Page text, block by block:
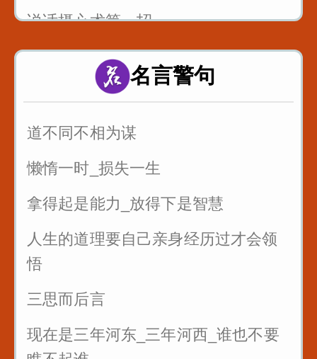
说话摄心术第一招
一个脏字不说_如何回怼别人
一开口说话让别人喜欢你
别人夸你_如何巧妙回答_而不是阿谀
名言警句
道不同不相为谋
懒惰一时_损失一生
拿得起是能力_放得下是智慧
人生的道理要自己亲身经历过才会领
悟
三思而后言
现在是三年河东_三年河西_谁也不要